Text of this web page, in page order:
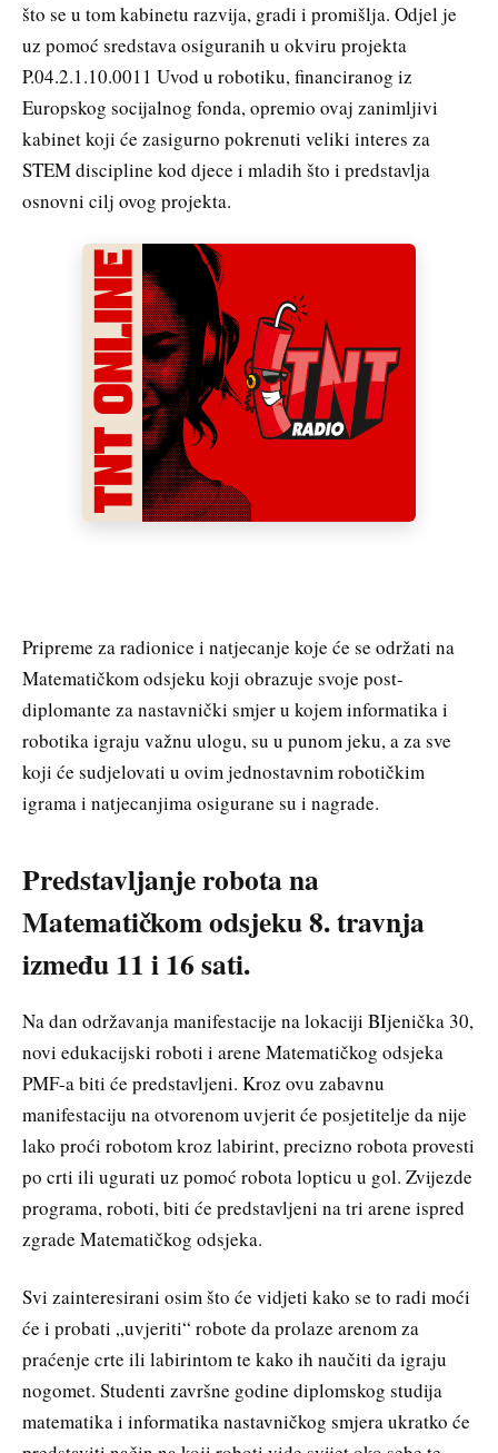
što se u tom kabinetu razvija, gradi i promišlja. Odjel je
uz pomoć sredstava osiguranih u okviru projekta
P.04.2.1.10.0011 Uvod u robotiku, financiranog iz
Europskog socijalnog fonda, opremio ovaj zanimljivi
kabinet koji će zasigurno pokrenuti veliki interes za
STEM discipline kod djece i mladih što i predstavlja
osnovni cilj ovog projekta.
Pripreme za radionice i natjecanje koje će se održati na
Matematičkom odsjeku koji obrazuje svoje post-
diplomante za nastavnički smjer u kojem informatika i
robotika igraju važnu ulogu, su u punom jeku, a za sve
koji će sudjelovati u ovim jednostavnim robotičkim
igrama i natjecanjima osigurane su i nagrade.
Predstavljanje robota na
Matematičkom odsjeku 8. travnja
između 11 i 16 sati.
Na dan održavanja manifestacije na lokaciji BIjenička 30,
novi edukacijski roboti i arene Matematičkog odsjeka
PMF-a biti će predstavljeni. Kroz ovu zabavnu
manifestaciju na otvorenom uvjerit će posjetitelje da nije
lako proći robotom kroz labirint, precizno robota provesti
po crti ili ugurati uz pomoć robota lopticu u gol. Zvijezde
programa, roboti, biti će predstavljeni na tri arene ispred
zgrade Matematičkog odsjeka.
Svi zainteresirani osim što će vidjeti kako se to radi moći
će i probati „uvjeriti“ robote da prolaze arenom za
praćenje crte ili labirintom te kako ih naučiti da igraju
nogomet. Studenti završne godine diplomskog studija
matematika i informatika nastavničkog smjera ukratko će